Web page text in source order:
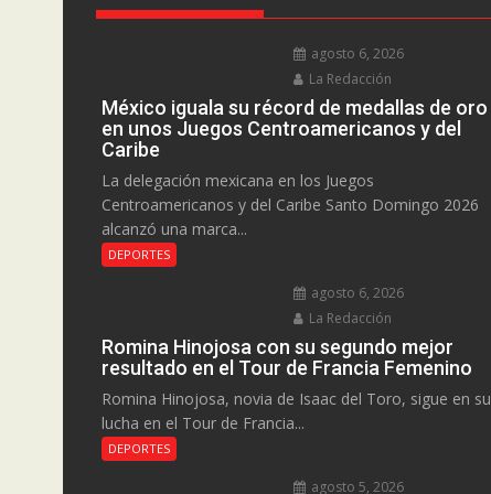
agosto 6, 2026
La Redacción
México iguala su récord de medallas de oro
en unos Juegos Centroamericanos y del
Caribe
La delegación mexicana en los Juegos
Centroamericanos y del Caribe Santo Domingo 2026
alcanzó una marca...
DEPORTES
agosto 6, 2026
La Redacción
Romina Hinojosa con su segundo mejor
resultado en el Tour de Francia Femenino
Romina Hinojosa, novia de Isaac del Toro, sigue en su
lucha en el Tour de Francia...
DEPORTES
agosto 5, 2026